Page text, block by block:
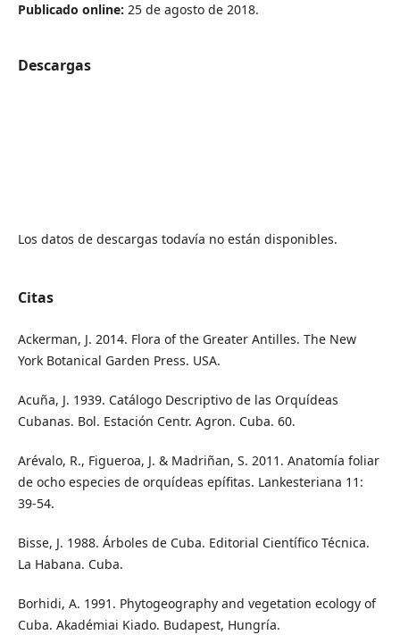
Publicado online: 25 de agosto de 2018.
Descargas
Los datos de descargas todavía no están disponibles.
Citas
Ackerman, J. 2014. Flora of the Greater Antilles. The New
York Botanical Garden Press. USA.
Acuña, J. 1939. Catálogo Descriptivo de las Orquídeas
Cubanas. Bol. Estación Centr. Agron. Cuba. 60.
Arévalo, R., Figueroa, J. & Madriñan, S. 2011. Anatomía foliar
de ocho especies de orquídeas epífitas. Lankesteriana 11:
39-54.
Bisse, J. 1988. Árboles de Cuba. Editorial Científico Técnica.
La Habana. Cuba.
Borhidi, A. 1991. Phytogeography and vegetation ecology of
Cuba. Akadémiai Kiado. Budapest, Hungría.